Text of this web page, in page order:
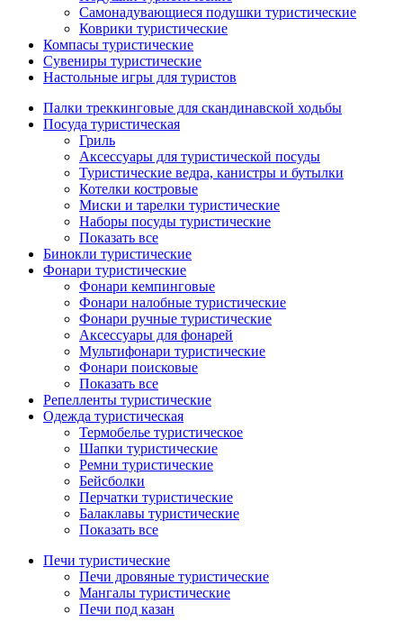
Самонадувающиеся подушки туристические
Коврики туристические
Компасы туристические
Сувениры туристические
Настольные игры для туристов
Палки треккинговые для скандинавской ходьбы
Посуда туристическая
Гриль
Аксессуары для туристической посуды
Туристические ведра, канистры и бутылки
Котелки костровые
Миски и тарелки туристические
Наборы посуды туристические
Показать все
Бинокли туристические
Фонари туристические
Фонари кемпинговые
Фонари налобные туристические
Фонари ручные туристические
Аксессуары для фонарей
Мультифонари туристические
Фонари поисковые
Показать все
Репелленты туристические
Одежда туристическая
Термобелье туристическое
Шапки туристические
Ремни туристические
Бейсболки
Перчатки туристические
Балаклавы туристические
Показать все
Печи туристические
Печи дровяные туристические
Мангалы туристические
Печи под казан